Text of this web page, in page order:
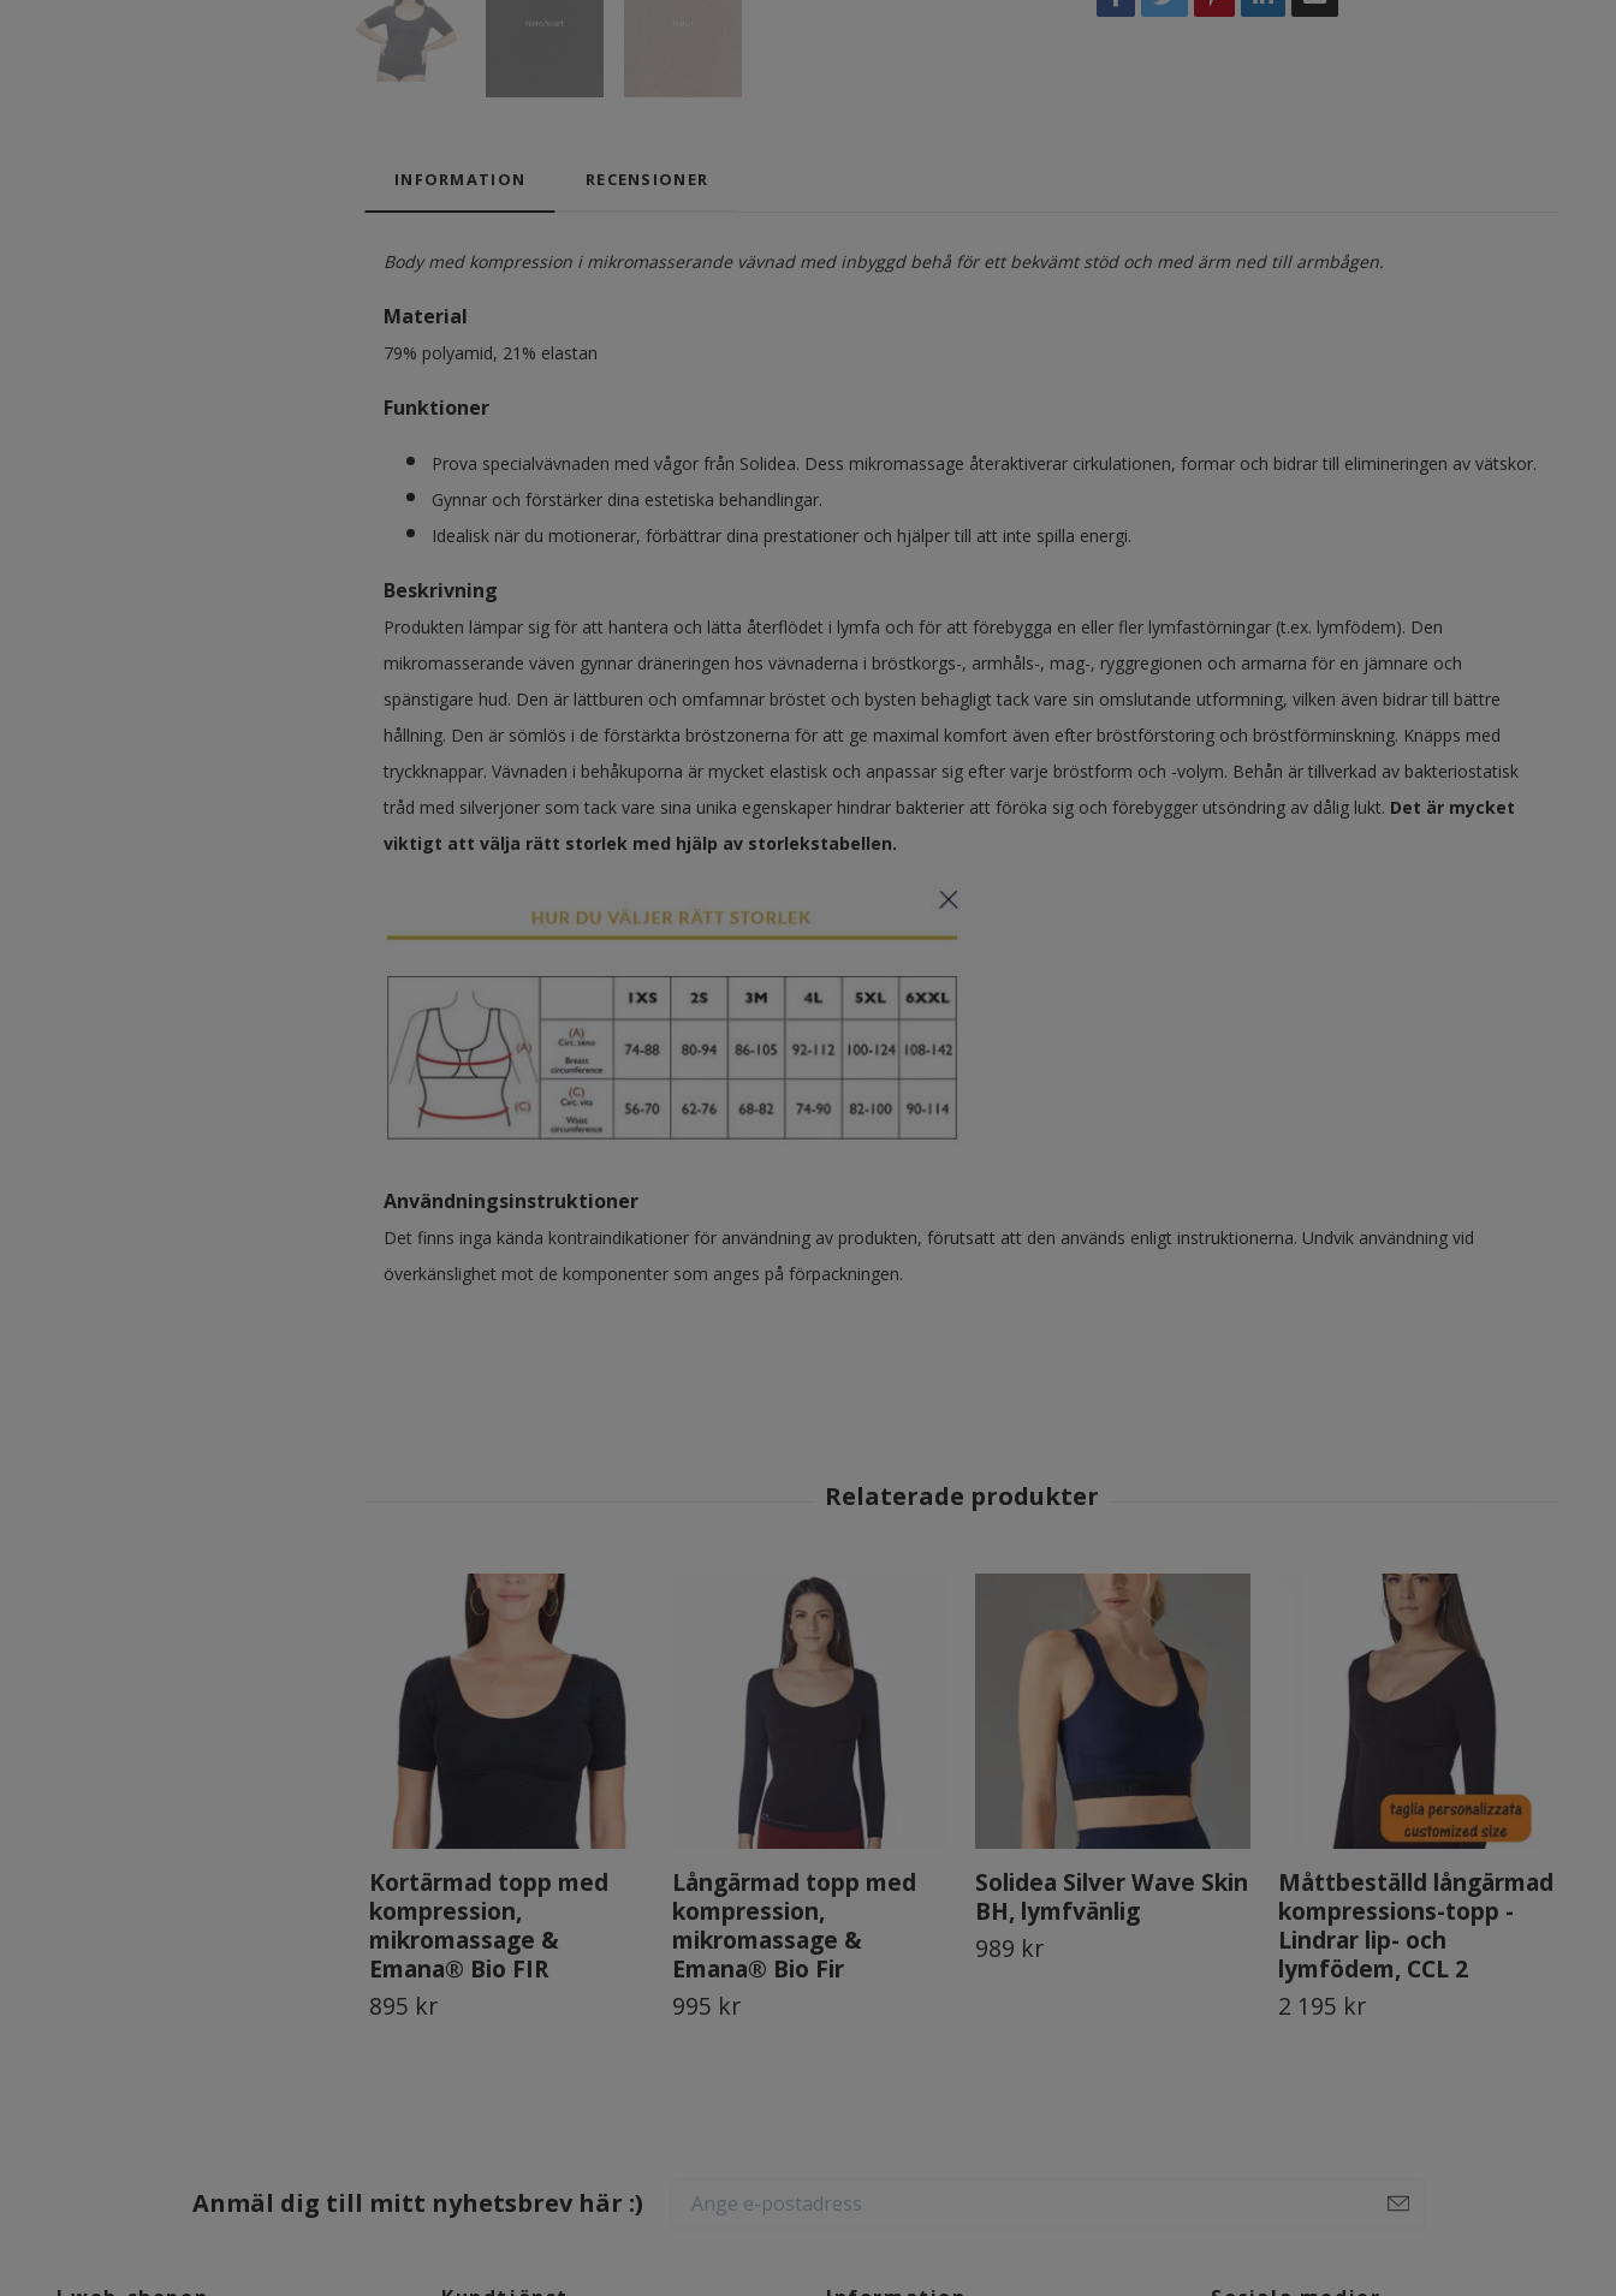
INFORMATION RECENSIONER
Body med kompression i mikromasserande vävnad med inbyggd behå för ett bekvämt stöd och med ärm ned till armbågen.
Material
79% polyamid, 21% elastan
Funktioner
Prova specialvävnaden med vågor från Solidea. Dess mikromassage återaktiverar cirkulationen, formar och bidrar till elimineringen av vätskor.
Gynnar och förstärker dina estetiska behandlingar.
Idealisk när du motionerar, förbättrar dina prestationer och hjälper till att inte spilla energi.
Beskrivning
Produkten lämpar sig för att hantera och lätta återflödet i lymfa och för att förebygga en eller fler lymfastörningar (t.ex. lymfödem). Den
mikromasserande väven gynnar dräneringen hos vävnaderna i bröstkorgs-, armhåls-, mag-, ryggregionen och armarna för en jämnare och
spänstigare hud. Den är lättburen och omfamnar bröstet och bysten behagligt tack vare sin omslutande utformning, vilken även bidrar till bättre
hållning. Den är sömlös i de förstärkta bröstzonerna för att ge maximal komfort även efter bröstförstoring och bröstförminskning. Knäpps med
tryckknappar. Vävnaden i behåkuporna är mycket elastisk och anpassar sig efter varje bröstform och -volym. Behån är tillverkad av bakteriostatisk
tråd med silverjoner som tack vare sina unika egenskaper hindrar bakterier att föröka sig och förebygger utsöndring av dålig lukt. Det är mycket
viktigt att välja rätt storlek med hjälp av storlekstabellen.
Användningsinstruktioner
Det finns inga kända kontraindikationer för användning av produkten, förutsatt att den används enligt instruktionerna. Undvik användning vid
överkänslighet mot de komponenter som anges på förpackningen.
Kortärmad topp med
kompression,
mikromassage &
Emana® Bio FIR
895 kr
Långärmad topp med
kompression,
mikromassage &
Emana® Bio Fir
995 kr
Solidea Silver Wave Skin
BH, lymfvänlig
989 kr
Måttbeställd långärmad
kompressions-topp -
Lindrar lip- och
lymfödem, CCL 2
2 195 kr
Anmäl dig till mitt nyhetsbrev här :)